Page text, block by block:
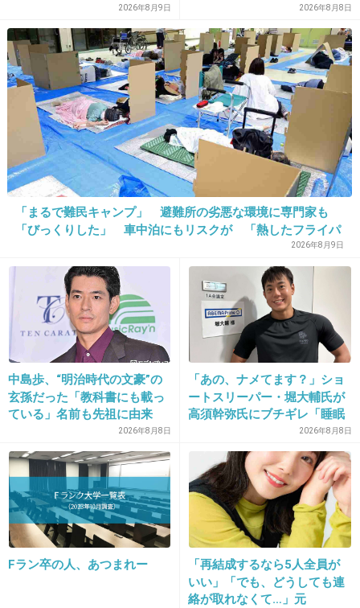
14. 匿名2013/09/16(月) 13:44:39
ビッグゲイって…HGですら出れてないのに…
+64
15. 匿名 2013/09/16(月) 13:44:43
16. 匿名 2013/09/16(月) 13:44:44
足短っ！！！！！
+231 -2
2026年8月9日
年の彫り師YouTuberの動画
が話題
2026年8月8日
「まるで難民キャンプ」 避難所の劣悪な環境に専門家も
「びっくりした」 車中泊にもリスクが 「熱したフライパ
2026年8月9日
中島歩、“明治時代の文豪”の
玄孫だった「教科書にも載っ
ている」名前も先祖に由来
2026年8月8日
「あの、ナメてます？」ショ
ートスリーパー・堀大輔氏が
高須幹弥氏にブチギレ「睡眠
不足の人＝キレやすい」SNS
2026年8月8日
Fラン卒の人、あつまれー
「再結成するなら5人全員が
いい」「でも、どうしても連
絡が取れなくて…」元